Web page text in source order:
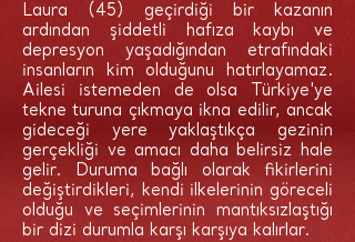
Laura (45) geçirdiği bir kazanın
ardından şiddetli hafıza kaybı ve
depresyon yaşadığından etrafındaki
insanların kim olduğunu hatırlayamaz.
Ailesi istemeden de olsa Türkiye'ye
tekne turuna çıkmaya ikna edilir, ancak
gideceği yere yaklaştıkça gezinin
gerçekliği ve amacı daha belirsiz hale
gelir. Duruma bağlı olarak fikirlerini
değiştirdikleri, kendi ilkelerinin göreceli
olduğu ve seçimlerinin mantıksızlaştığı
bir dizi durumla karşı karşıya kalırlar.